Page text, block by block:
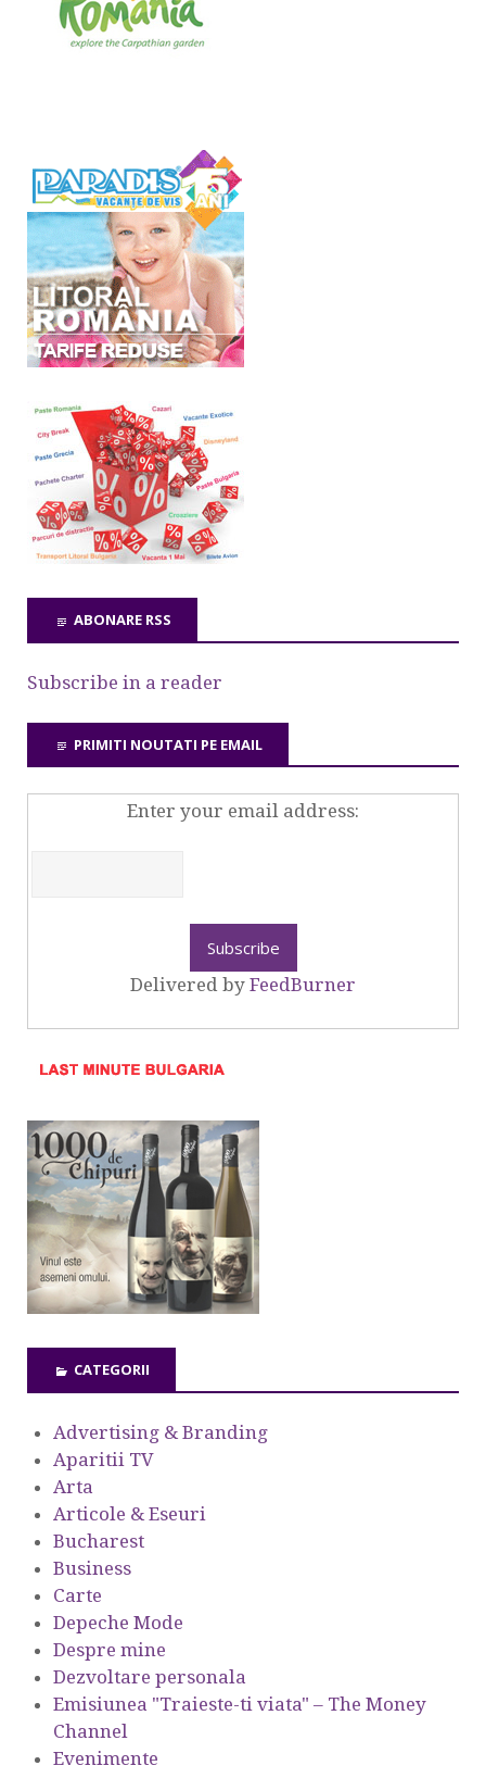
ABONARE RSS
Subscribe in a reader
PRIMITI NOUTATI PE EMAIL
Enter your email address:
Delivered by FeedBurner
CATEGORII
Advertising & Branding
Aparitii TV
Arta
Articole & Eseuri
Bucharest
Business
Carte
Depeche Mode
Despre mine
Dezvoltare personala
Emisiunea "Traieste-ti viata" – The Money
Channel
Evenimente